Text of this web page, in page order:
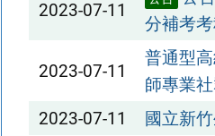
2023-07-11
分補考
2023-07-11
普通型
師專業社
2023-07-11 國立新